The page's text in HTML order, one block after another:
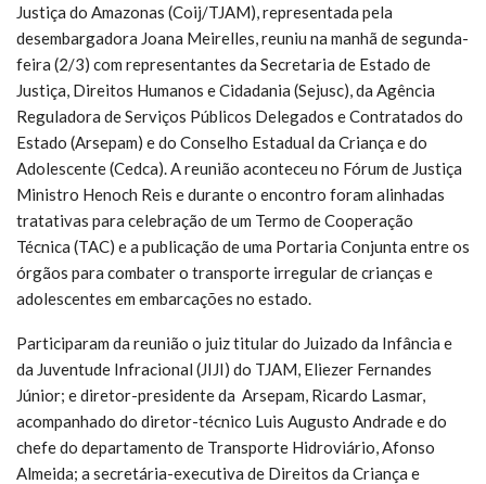
Justiça do Amazonas (Coij/TJAM), representada pela
desembargadora Joana Meirelles, reuniu na manhã de segunda-
feira (2/3) com representantes da Secretaria de Estado de
Justiça, Direitos Humanos e Cidadania (Sejusc), da Agência
Reguladora de Serviços Públicos Delegados e Contratados do
Estado (Arsepam) e do Conselho Estadual da Criança e do
Adolescente (Cedca). A reunião aconteceu no Fórum de Justiça
Ministro Henoch Reis e durante o encontro foram alinhadas
tratativas para celebração de um Termo de Cooperação
Técnica (TAC) e a publicação de uma Portaria Conjunta entre os
órgãos para combater o transporte irregular de crianças e
adolescentes em embarcações no estado.
Participaram da reunião o juiz titular do Juizado da Infância e
da Juventude Infracional (JIJI) do TJAM, Eliezer Fernandes
Júnior; e diretor-presidente da Arsepam, Ricardo Lasmar,
acompanhado do diretor-técnico Luis Augusto Andrade e do
chefe do departamento de Transporte Hidroviário, Afonso
Almeida; a secretária-executiva de Direitos da Criança e